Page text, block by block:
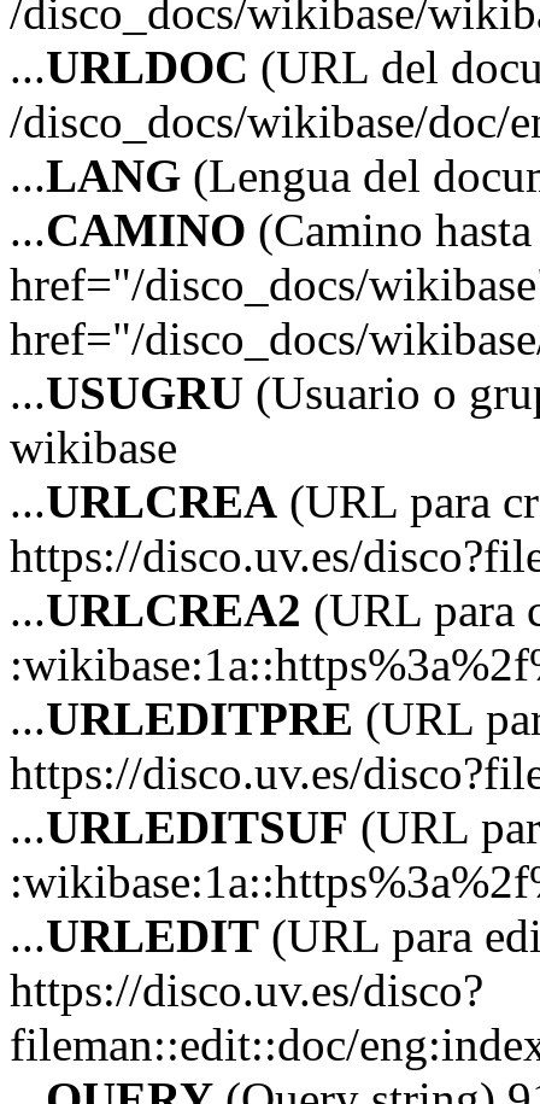
/disco_docs/wikibase/
...URLDOC (URL del
/disco_docs/wikibase/doc/
...LANG (Lengua del
...CAMINO (Camino
href="/disco_docs/
href="/disco_docs/
...USUGRU (Usuario o
wikibase
...URLCREA (URL para
https://disco.uv.es/
...URLCREA2 (URL para
...URLEDITPRE (URL
https://disco.uv.es/
...URLEDITSUF (URL
...URLEDIT (URL para
https://disco.uv.es/disco?
fileman::edit::doc/